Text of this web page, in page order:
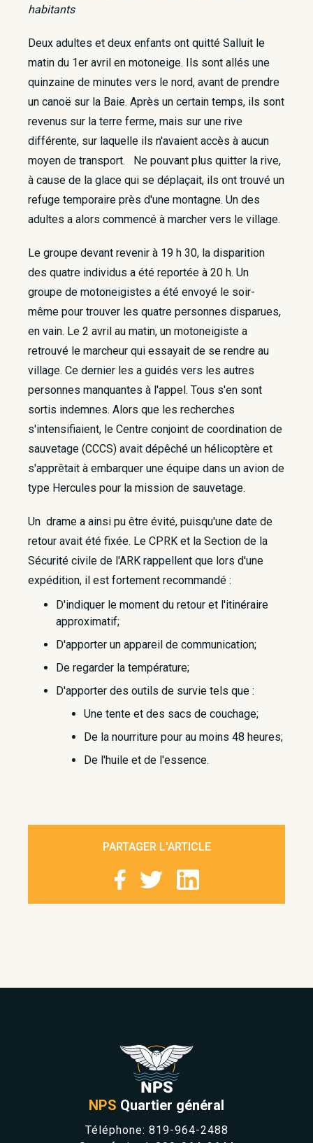
habitants
Deux adultes et deux enfants ont quitté Salluit le
matin du 1er avril en motoneige. Ils sont allés une
quinzaine de minutes vers le nord, avant de prendre
un canoë sur la Baie. Après un certain temps, ils sont
revenus sur la terre ferme, mais sur une rive
différente, sur laquelle ils n'avaient accès à aucun
moyen de transport. Ne pouvant plus quitter la rive,
à cause de la glace qui se déplaçait, ils ont trouvé un
refuge temporaire près d'une montagne. Un des
adultes a alors commencé à marcher vers le village.
Le groupe devant revenir à 19 h 30, la disparition
des quatre individus a été reportée à 20 h. Un
groupe de motoneigistes a été envoyé le soir-
même pour trouver les quatre personnes disparues,
en vain. Le 2 avril au matin, un motoneigiste a
retrouvé le marcheur qui essayait de se rendre au
village. Ce dernier les a guidés vers les autres
personnes manquantes à l'appel. Tous s'en sont
sortis indemnes. Alors que les recherches
s'intensifiaient, le Centre conjoint de coordination de
sauvetage (CCCS) avait dépêché un hélicoptère et
s'apprêtait à embarquer une équipe dans un avion de
type Hercules pour la mission de sauvetage.
Un drame a ainsi pu être évité, puisqu'une date de
retour avait été fixée. Le CPRK et la Section de la
Sécurité civile de l'ARK rappellent que lors d'une
expédition, il est fortement recommandé :
D'indiquer le moment du retour et l'itinéraire
approximatif;
D'apporter un appareil de communication;
De regarder la température;
D'apporter des outils de survie tels que :
Une tente et des sacs de couchage;
De la nourriture pour au moins 48 heures;
De l'huile et de l'essence.
PARTAGER L'ARTICLE
NPS Quartier général
Téléphone: 819-964-2488